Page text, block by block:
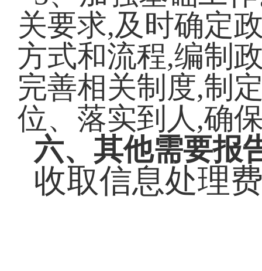
关要求,及时确定
方式和流程,编制
完善相关制度,制
位、落实到人,确
六、其他需要报
收取信息处理